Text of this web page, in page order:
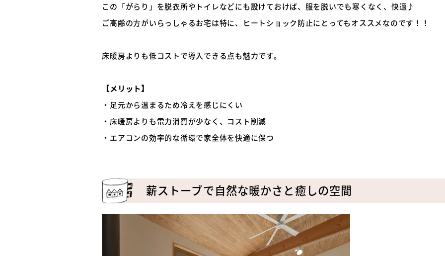
この「がらり」を脱衣所やトイレなどにも設けておけば、服を脱いでも寒くなく、快適♪
ご高齢の方がいらっしゃるお宅は特に、ヒートショック防止にとってもオススメなのです！！
床暖房よりも低コストで導入できる点も魅力です。
【メリット】
・足元から温まるため冷えを感じにくい
・床暖房よりも電力消費が少なく、コスト削減
・エアコンの効率的な循環で家全体を快適に保つ
薪ストーブで自然な暖かさと癒しの空間